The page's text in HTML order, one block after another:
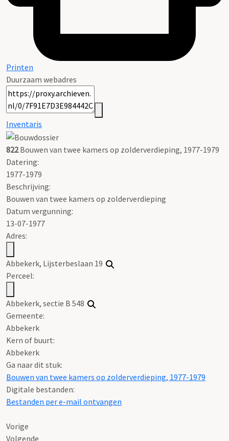
Printen
Duurzaam webadres
Inventaris
822Bouwen van twee kamers op zolderverdieping, 1977-1979
Datering:
1977-1979
Beschrijving:
Bouwen van twee kamers op zolderverdieping
Datum vergunning:
13-07-1977
Adres:
Abbekerk, Lijsterbeslaan 19
Perceel:
Abbekerk, sectie B 548
Gemeente:
Abbekerk
Kern of buurt:
Abbekerk
Ga naar dit stuk:
Bouwen van twee kamers op zolderverdieping, 1977-1979
Digitale bestanden:
Bestanden per e-mail ontvangen
Vorige
Volgende